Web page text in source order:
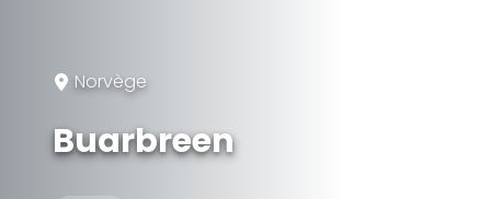
Norvège
Buarbreen